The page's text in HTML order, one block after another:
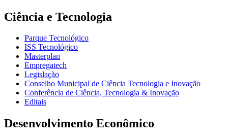
Ciência e Tecnologia
Parque Tecnológico
ISS Tecnológico
Masterplan
Empregatech
Legislação
Conselho Municipal de Ciência Tecnologia e Inovação
Conferência de Ciência, Tecnologia & Inovação
Editais
Desenvolvimento Econômico